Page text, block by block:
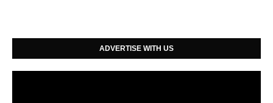
ADVERTISE WITH US